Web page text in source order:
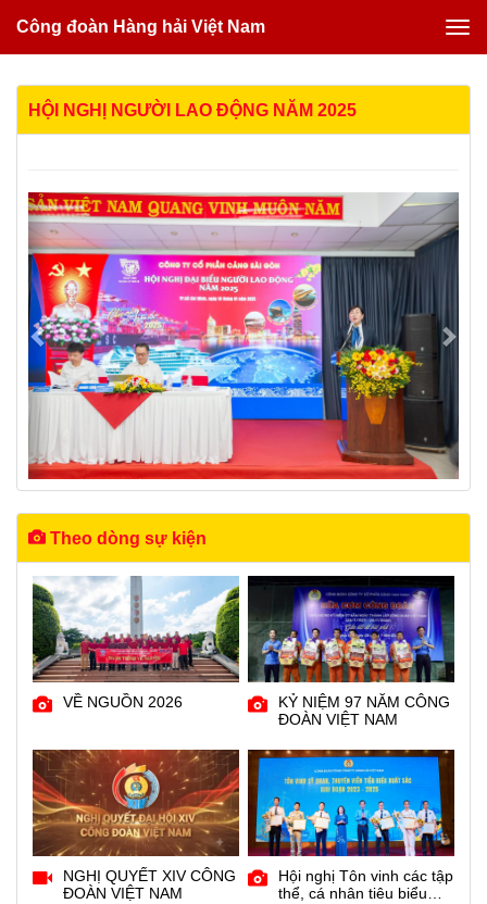
Công đoàn Hàng hải Việt Nam
HỘI NGHỊ NGƯỜI LAO ĐỘNG NĂM 2025
Previous
Theo dòng sự kiện
VỀ NGUỒN 2026
KỶ NIỆM 97 NĂM CÔNG
ĐOÀN VIỆT NAM
NGHỊ QUYẾT XIV CÔNG
ĐOÀN VIỆT NAM
Hội nghị Tôn vinh các tập
thể, cá nhân tiêu biểu